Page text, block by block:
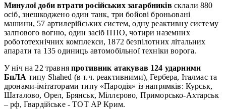
Минулої доби втрати російських загарбниківсклали 880
осіб, знешкоджено один танк, три бойові броньовані
машини, 57 артилерійських систем, одну реактивну систему
залпового вогню, один засіб ППО, чотири наземних
робототехнічних комплекси, 1872 безпілотних літальних
апарати та 135 одиниць автомобільної техніки ворога.
У ніч на 22 травняпротивник атакував 124 ударними
БпЛА типу Shahed (в т.ч. реактивними), Гербера, Італмас та
дронами-імітаторами типу «Пародія» із напрямків: Курськ,
Шаталово, Орел, Брянськ, Міллєрово, Приморсько-Ахтарськ
– рф, Гвардійське - ТОТ АР Крим.